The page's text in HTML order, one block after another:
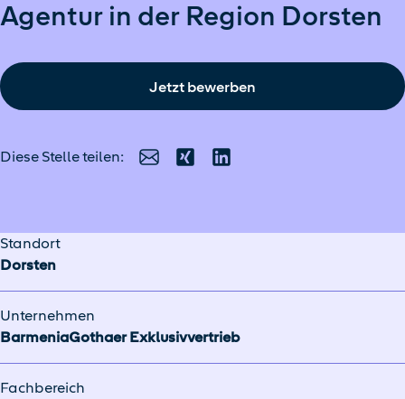
Agentur in der Region Dorsten
Jetzt bewerben
Diese Stelle teilen:
E-MailXing LinkedIn
Standort
Dorsten
Unternehmen
BarmeniaGothaer Exklusivvertrieb
Fachbereich